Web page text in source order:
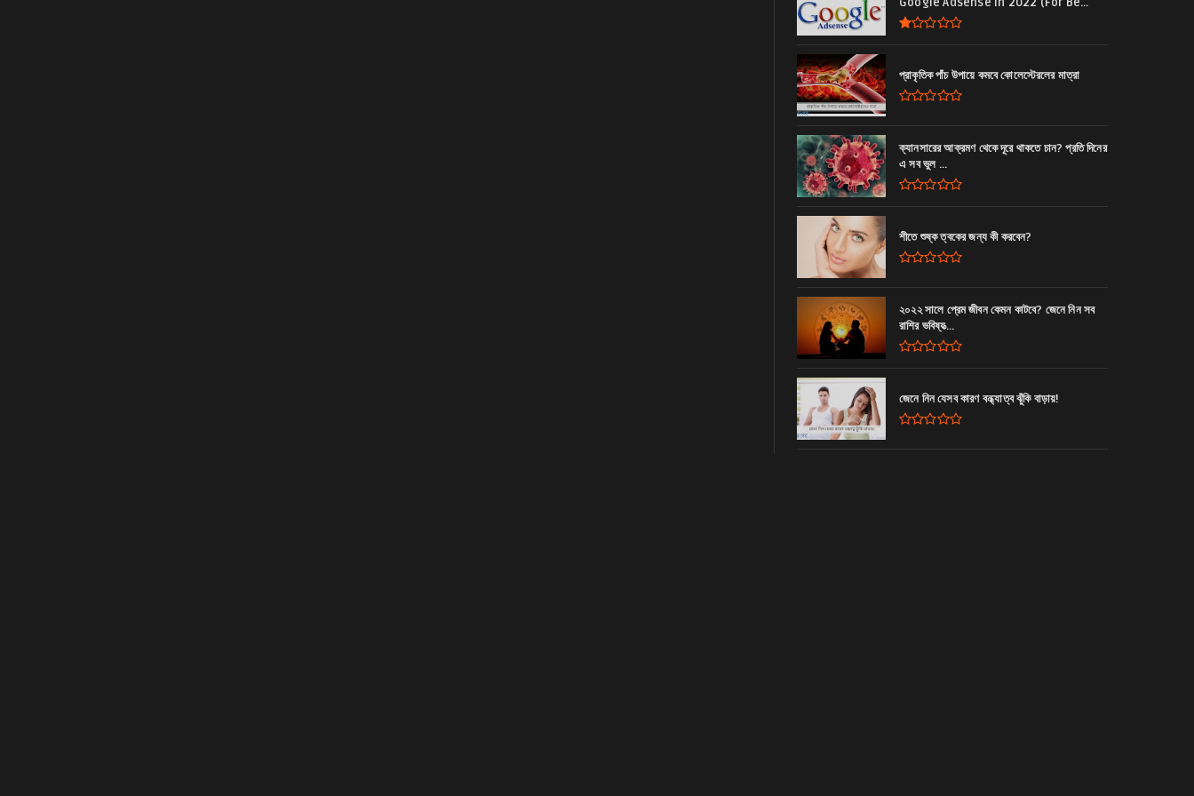
প্রাকৃতিক পাঁচ উপায়ে কমবে কোলেস্টেরলের মাত্রা
ক্যানসারের আক্রমণ থেকে দূরে থাকতে চান? প্রতি দিনের
এ সব ভুল ...
শীতে শুষ্ক ত্বকের জন্য কী করবেন?
২০২২ সালে প্রেম জীবন কেমন কাটবে? জেনে নিন সব
রাশির ভবিষ্যত্‍...
জেনে নিন যেসব কারণ বন্ধ্যাত্ব ঝুঁকি বাড়ায়!